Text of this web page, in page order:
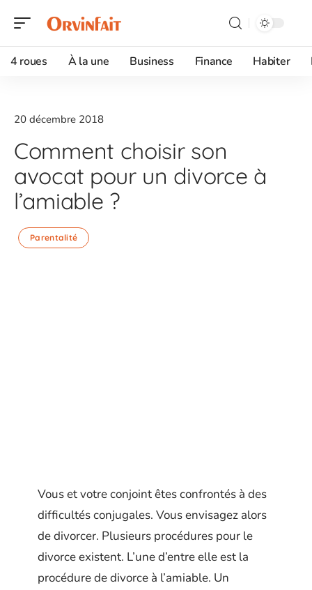
4 roues À la une Business Finance Habiter
20 décembre 2018
Comment choisir son
avocat pour un divorce à
l’amiable ?
Parentalité
Vous et votre conjoint êtes confrontés à des
difficultés conjugales. Vous envisagez alors
de divorcer. Plusieurs procédures pour le
divorce existent. L’une d’entre elle est la
procédure de divorce à l’amiable. Un